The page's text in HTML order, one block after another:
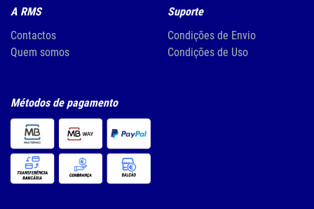
A RMS
Contactos
Quem somos
Suporte
Condições de Envio
Condições de Uso
Métodos de pagamento